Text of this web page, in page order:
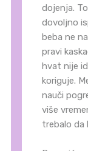
dojenja.
dovoljno
beba ne
pravi
hvat nije
koriguje.
nauči
više
trebalo da